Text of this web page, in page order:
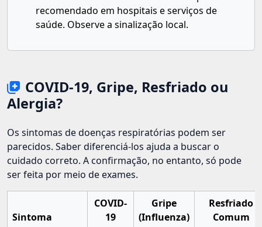
recomendado em hospitais e serviços de
saúde. Observe a sinalização local.
COVID-19, Gripe, Resfriado ou
Alergia?
Os sintomas de doenças respiratórias podem ser
parecidos. Saber diferenciá-los ajuda a buscar o
cuidado correto. A confirmação, no entanto, só pode
ser feita por meio de exames.
Sintoma
COVID-
19
Gripe
(Influenza)
Resfriado
Comum